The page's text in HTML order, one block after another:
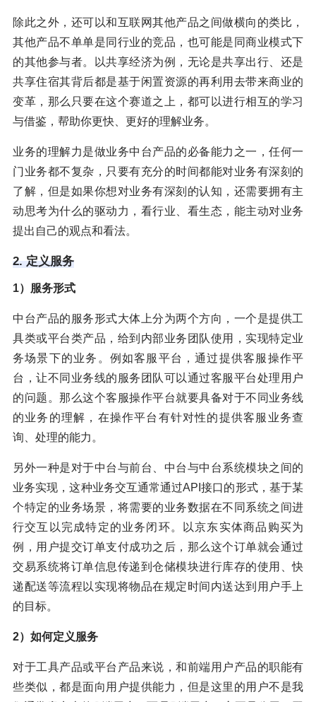
除此之外，还可以和互联网其他产品之间做横向的类比，
其他产品不单单是同行业的竞品，也可能是同商业模式下
的其他参与者。以共享经济为例，无论是共享出行、还是
共享住宿其背后都是基于闲置资源的再利用去带来商业的
变革，那么只要在这个赛道之上，都可以进行相互的学习
与借鉴，帮助你更快、更好的理解业务。
业务的理解力是做业务中台产品的必备能力之一，任何一
门业务都不复杂，只要有充分的时间都能对业务有深刻的
了解，但是如果你想对业务有深刻的认知，还需要拥有主
动思考为什么的驱动力，看行业、看生态，能主动对业务
提出自己的观点和看法。
2. 定义服务
1）服务形式
中台产品的服务形式大体上分为两个方向，一个是提供工
具类或平台类产品，给到内部业务团队使用，实现特定业
务场景下的业务。例如客服平台，通过提供客服操作平
台，让不同业务线的服务团队可以通过客服平台处理用户
的问题。那么这个客服操作平台就要具备对于不同业务线
的业务的理解，在操作平台有针对性的提供客服业务查
询、处理的能力。
另外一种是对于中台与前台、中台与中台系统模块之间的
业务实现，这种业务交互通常通过API接口的形式，基于某
个特定的业务场景，将需要的业务数据在不同系统之间进
行交互以完成特定的业务闭环。以京东实体商品购买为
例，用户提交订单支付成功之后，那么这个订单就会通过
交易系统将订单信息传递到仓储模块进行库存的使用、快
递配送等流程以实现将物品在规定时间内送达到用户手上
的目标。
2）如何定义服务
对于工具产品或平台产品来说，和前端用户产品的职能有
些类似，都是面向用户提供能力，但是这里的用户不是我